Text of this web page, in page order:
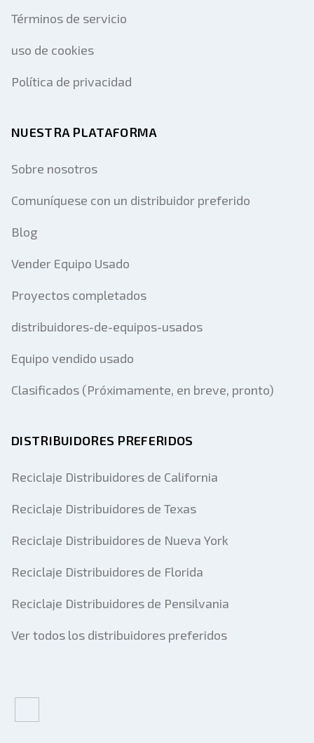
Términos de servicio
uso de cookies
Política de privacidad
NUESTRA PLATAFORMA
Sobre nosotros
Comuníquese con un distribuidor preferido
Blog
Vender Equipo Usado
Proyectos completados
distribuidores-de-equipos-usados
Equipo vendido usado
Clasificados (Próximamente, en breve, pronto)
DISTRIBUIDORES PREFERIDOS
Reciclaje Distribuidores de California
Reciclaje Distribuidores de Texas
Reciclaje Distribuidores de Nueva York
Reciclaje Distribuidores de Florida
Reciclaje Distribuidores de Pensilvania
Ver todos los distribuidores preferidos